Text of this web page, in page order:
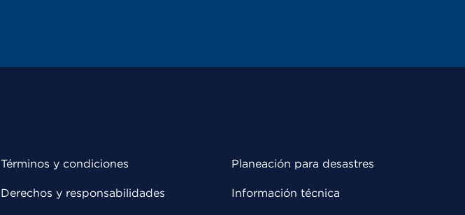
Términos y condiciones
Derechos y responsabilidades
Planeación para desastres
Información técnica